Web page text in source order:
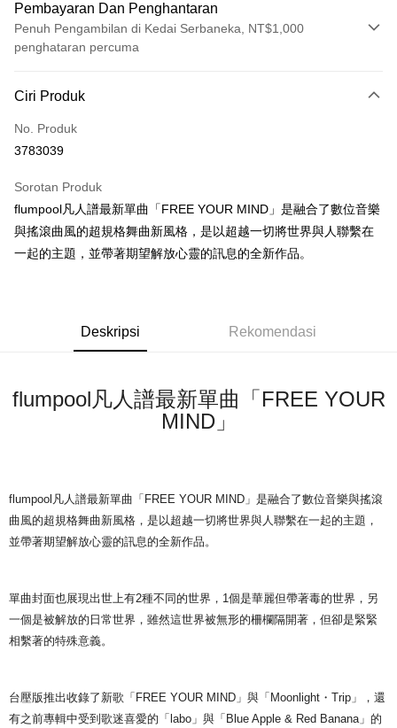
Pembayaran Dan Penghantaran
Penuh Pengambilan di Kedai Serbaneka, NT$1,000
penghataran percuma
Kad Kredit (Bayaran Penuh)
Pengambilan di Kedai Serbaneka
Apple Pay
Easy Wallet
Pemindahan ATM
全家取貨付款
NT$65/pesanan | Penghantaran percuma untuk pesanan
NT$65/pesanan | Penghantaran percuma untuk pesanan
NT$1,000 atau lebih
NT$1,000 atau lebih
付款後7-11取貨
宅配
Ciri Produk
No. Produk
3783039
Sorotan Produk
flumpool凡人譜最新單曲「FREE YOUR MIND」是融合了數位音樂
與搖滾曲風的超規格舞曲新風格，是以超越一切將世界與人聯繫在
一起的主題，並帶著期望解放心靈的訊息的全新作品。
Deskripsi Rekomendasi
flumpool凡人譜最新單曲「FREE YOUR
MIND」
flumpool凡人譜最新單曲「FREE YOUR MIND」是融合了數位音樂與搖滾
曲風的超規格舞曲新風格，是以超越一切將世界與人聯繫在一起的主題，
並帶著期望解放心靈的訊息的全新作品。
單曲封面也展現出世上有2種不同的世界，1個是華麗但帶著毒的世界，另
一個是被解放的日常世界，雖然這世界被無形的柵欄隔開著，但卻是緊緊
相繫著的特殊意義。
台壓版推出收錄了新歌「FREE YOUR MIND」與「Moonlight・Trip」，還
有之前專輯中受到歌迷喜愛的「labo」與「Blue Apple & Red Banana」的